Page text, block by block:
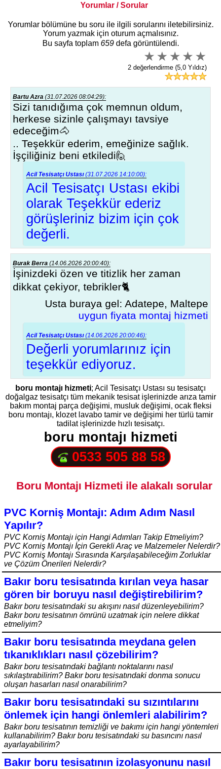
Yorumlar / Sorular
Yorumlar bölümüne bu soru ile ilgili sorularını iletebilirsiniz.
Yorum yazmak için oturum açmalısınız.
Bu sayfa toplam 659defa görüntülendi.
2 değerlendirme (5,0 Yıldız)
Bartu Azra (31.07.2026 08:04:29):
Sizi tanıdığıma çok memnun oldum,
herkese sizinle çalışmayı tavsiye
edeceğim🐴
.. Teşekkür ederim, emeğinize sağlık.
İşçiliğiniz beni etkiledi🙋
Acil Tesisatçı Ustası (31.07.2026 14:10:00):
Acil Tesisatçı Ustası ekibi
olarak Teşekkür ederiz
görüşleriniz bizim için çok
değerli.
Burak Berra (14.06.2026 20:00:40):
İşinizdeki özen ve titizlik her zaman
dikkat çekiyor, tebrikler🐈
Usta buraya gel: Adatepe, Maltepe
uygun fiyata montaj hizmeti
Acil Tesisatçı Ustası (14.06.2026 20:00:46):
Değerli yorumlarınız için
teşekkür ediyoruz.
boru montajı hizmeti; Acil Tesisatçı Ustası su tesisatçı
doğalgaz tesisatçı tüm mekanik tesisat işlerinizde arıza tamir
bakım montaj parça değişimi, musluk değişimi, ocak fleksi
boru montajı, klozet lavabo tamir ve değişimi her türlü tamir
tadilat işlerinizde hızlı tesisatçı.
boru montajı hizmeti
0533 505 88 58
Boru Montajı Hizmeti ile alakalı sorular
PVC Korniş Montajı: Adım Adım Nasıl
Yapılır?
PVC Korniş Montajı için Hangi Adımları Takip Etmeliyim?
PVC Korniş Montajı İçin Gerekli Araç ve Malzemeler Nelerdir?
PVC Korniş Montajı Sırasında Karşılaşabileceğim Zorluklar
ve Çözüm Önerileri Nelerdir?
Bakır boru tesisatında kırılan veya hasar
gören bir boruyu nasıl değiştirebilirim?
Bakır boru tesisatındaki su akışını nasıl düzenleyebilirim?
Bakır boru tesisatının ömrünü uzatmak için nelere dikkat
etmeliyim?
Bakır boru tesisatında meydana gelen
tıkanıklıkları nasıl çözebilirim?
Bakır boru tesisatındaki bağlantı noktalarını nasıl
sıkılaştırabilirim? Bakır boru tesisatındaki donma sonucu
oluşan hasarları nasıl onarabilirim?
Bakır boru tesisatındaki su sızıntılarını
önlemek için hangi önlemleri alabilirim?
Bakır boru tesisatının temizliği ve bakımı için hangi yöntemleri
kullanabilirim? Bakır boru tesisatındaki su basıncını nasıl
ayarlayabilirim?
Bakır boru tesisatının izolasyonunu nasıl